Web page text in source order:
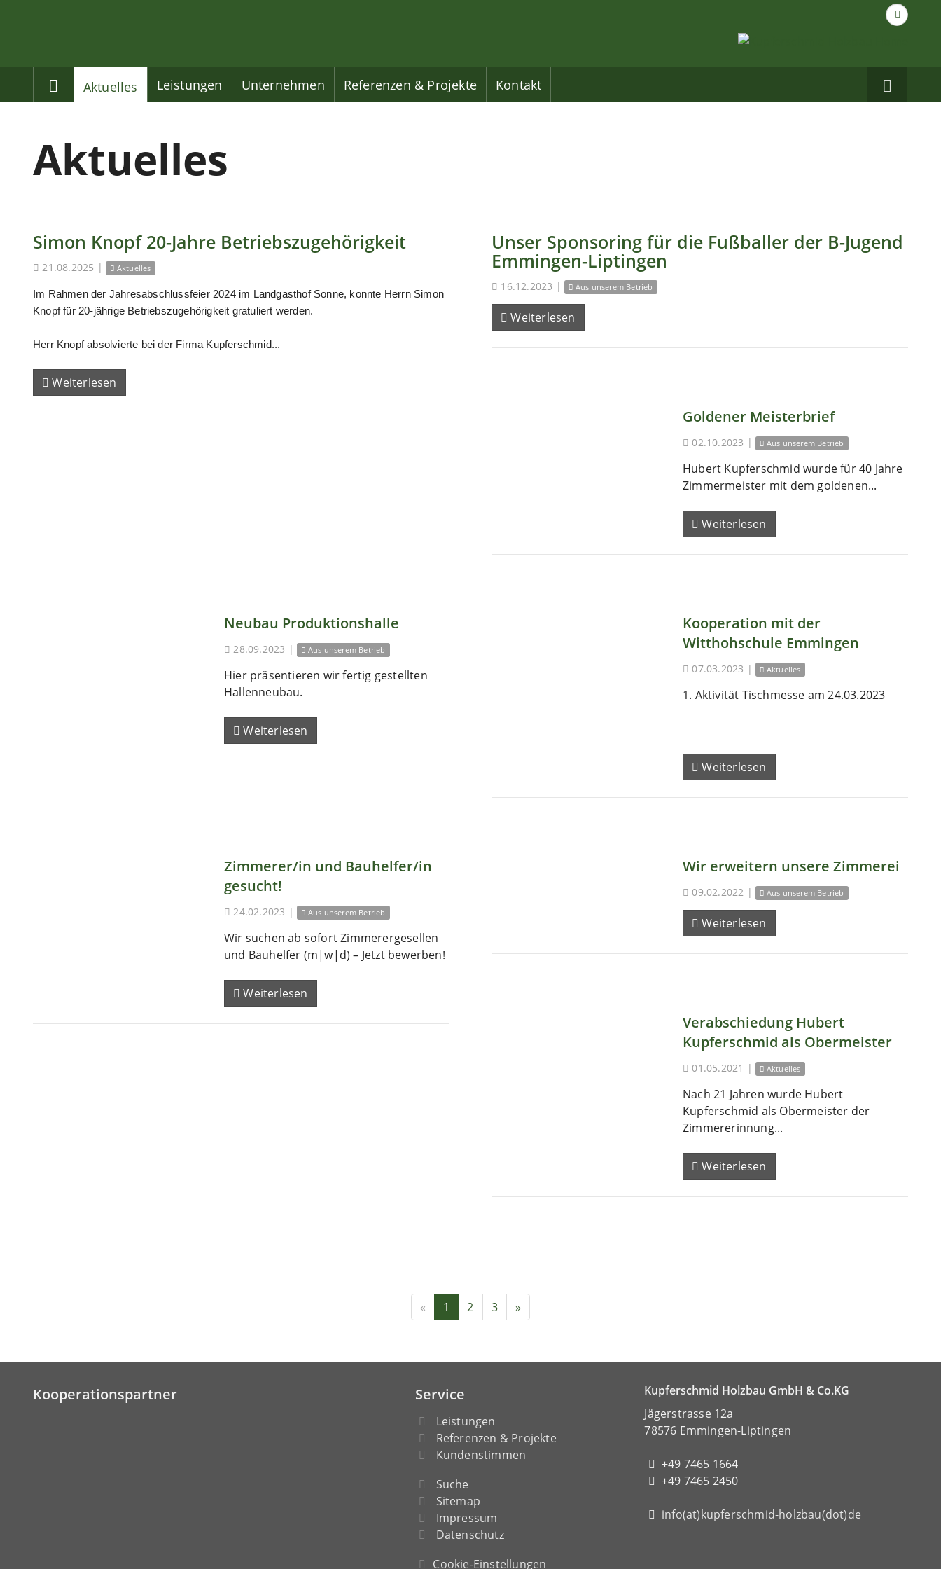
Suche
nach...
Home
Aktuelles Leistungen Unternehmen Referenzen & Projekte Kontakt
auf
Aktuelles
Simon Knopf 20-Jahre Betriebszugehörigkeit
21.08.2025 | Aktuelles
Im Rahmen der Jahresabschlussfeier 2024 im Landgasthof Sonne, konnte Herrn Simon
Knopf für 20-jährige Betriebszugehörigkeit gratuliert werden.
Herr Knopf absolvierte bei der Firma Kupferschmid...
Weiterlesen
Unser Sponsoring für die Fußballer der B-Jugend
Emmingen-Liptingen
16.12.2023 | Aus unserem Betrieb
Weiterlesen
Goldener Meisterbrief
02.10.2023 | Aus unserem Betrieb
Hubert Kupferschmid wurde für 40 Jahre
Zimmermeister mit dem goldenen...
Weiterlesen
Neubau Produktionshalle
28.09.2023 | Aus unserem Betrieb
Hier präsentieren wir fertig gestellten
Hallenneubau.
Weiterlesen
Kooperation mit der
Witthohschule Emmingen
07.03.2023 | Aktuelles
1. Aktivität Tischmesse am 24.03.2023
Weiterlesen
Zimmerer/in und Bauhelfer/in
gesucht!
24.02.2023 | Aus unserem Betrieb
Wir suchen ab sofort Zimmerergesellen
und Bauhelfer (m|w|d) – Jetzt bewerben!
Weiterlesen
Wir erweitern unsere Zimmerei
09.02.2022 | Aus unserem Betrieb
Weiterlesen
Verabschiedung Hubert
Kupferschmid als Obermeister
01.05.2021 | Aktuelles
Nach 21 Jahren wurde Hubert
Kupferschmid als Obermeister der
Zimmererinnung...
Weiterlesen
« 1 2 3 »
Kooperationspartner Service
Leistungen
Referenzen & Projekte
Kundenstimmen
Suche
Sitemap
Impressum
Datenschutz
Cookie-Einstellungen
Kupferschmid Holzbau GmbH & Co.KG
Jägerstrasse 12a
78576 Emmingen-Liptingen
+49 7465 1664
+49 7465 2450
info(at)kupferschmid-holzbau(dot)de